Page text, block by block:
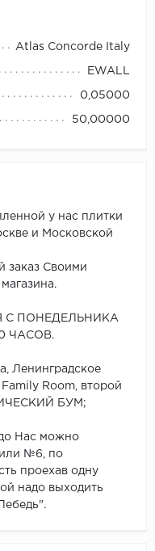
Atlas Concorde Italy
EWALL
0,05000
50,00000
у нас плитки
и Московской
заказ Своими
С ПОНЕДЕЛЬНИКА
ЧАСОВ.
Ленинградское
Room, второй
БУМ;
Нас можно
№6, по
проехав одну
надо выходить